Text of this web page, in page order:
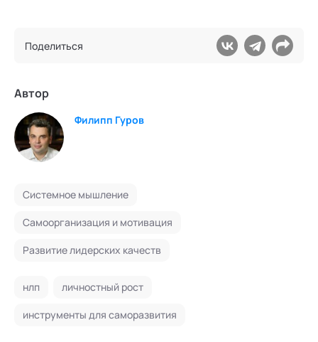
Поделиться
Автор
Филипп Гуров
Системное мышление
Самоорганизация и мотивация
Развитие лидерских качеств
нлп личностный рост
инструменты для саморазвития